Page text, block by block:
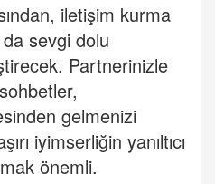
iletişim kurma
sevgi dolu
Partnerinizle
gelmenizi
iyimserliğin yanıltıcı
önemli.